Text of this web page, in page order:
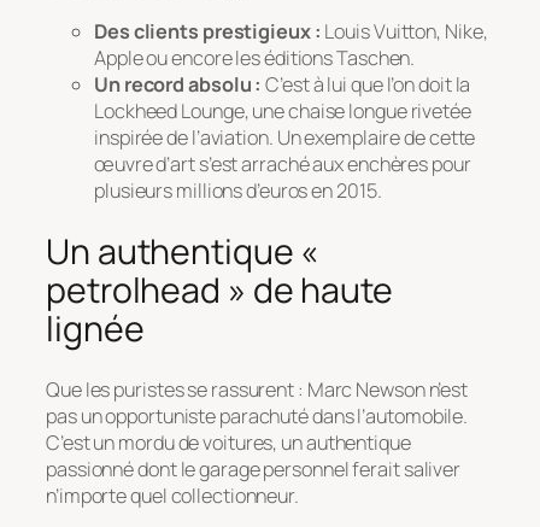
Des clients prestigieux : Louis Vuitton, Nike,
Apple ou encore les éditions Taschen.
Un record absolu : C’est à lui que l’on doit la
Lockheed Lounge, une chaise longue rivetée
inspirée de l’aviation. Un exemplaire de cette
œuvre d’art s’est arraché aux enchères pour
plusieurs millions d’euros en 2015.
Un authentique «
petrolhead » de haute
lignée
Que les puristes se rassurent : Marc Newson n’est
pas un opportuniste parachuté dans l’automobile.
C’est un mordu de voitures, un authentique
passionné dont le garage personnel ferait saliver
n’importe quel collectionneur.